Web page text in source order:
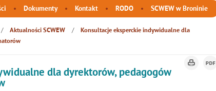
Dokumenty Kontakt RODO SCWEW w Broninie
/ Aktualności SCWEW /
Konsultacje eksperckie indywidualne dla
dla dyrektorów, pedagogów